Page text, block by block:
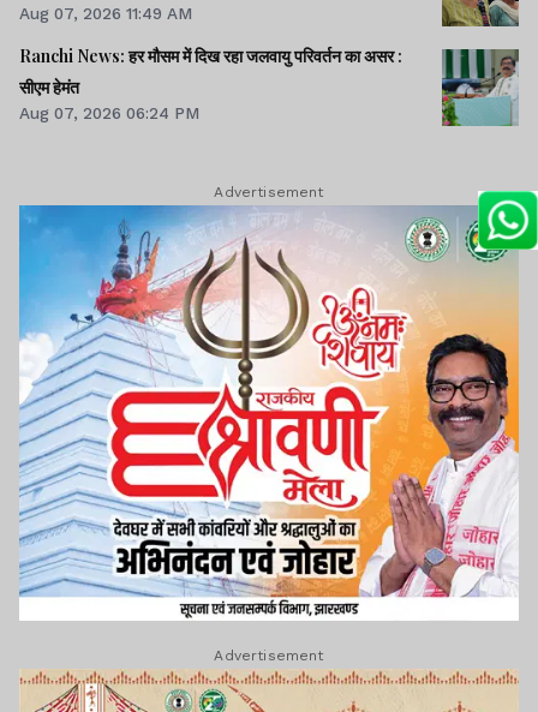
Aug 07, 2026 11:49 AM
Ranchi News: हर मौसम में दिख रहा जलवायु परिवर्तन का असर :
सीएम हेमंत
Aug 07, 2026 06:24 PM
Advertisement
Advertisement